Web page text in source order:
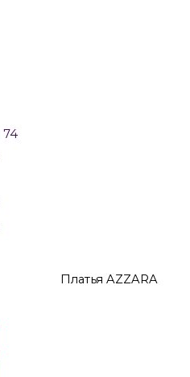
Платья AZZARA
74